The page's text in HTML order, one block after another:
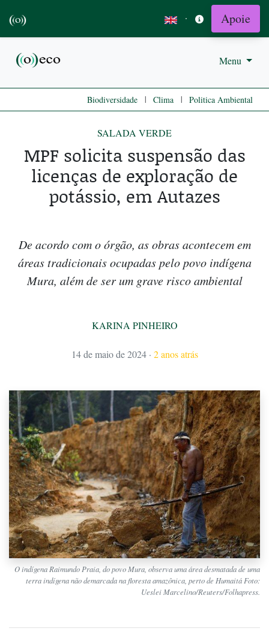
· Apoie
Menu
Biodiversidade | Clima | Politica Ambiental
SALADA VERDE
MPF solicita suspensão das
licenças de exploração de
potássio, em Autazes
De acordo com o órgão, as obras acontecem em
áreas tradicionais ocupadas pelo povo indígena
Mura, além de ser um grave risco ambiental
KARINA PINHEIRO
14 de maio de 2024 · 2 anos atrás
O indígena Raimundo Praia, do povo Mura, observa uma área desmatada de uma
terra indígena não demarcada na floresta amazônica, perto de Humaitá Foto:
Ueslei Marcelino/Reuters/Folhapress.